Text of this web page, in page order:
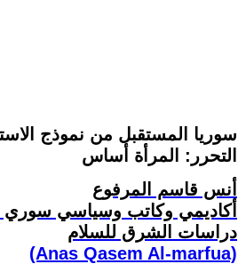
سوريا المستقبل من نموذج
التحرر: المرأة أساس
أنس قاسم المرفوع
أكاديمي وكاتب وسياسي
دراسات الشرق للسلام
(Anas Qasem Al-marfua)